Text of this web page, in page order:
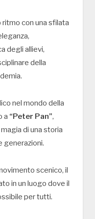
con una sfilata
degli allievi,
della
nel mondo della
a “Peter Pan”,
di una storia
generazioni.
scenico, il
in un luogo dove il
per tutti.